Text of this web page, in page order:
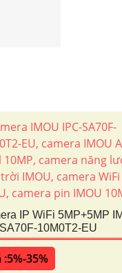
IP WiFi 5MP+5MP
SA70F-10M0T2-EU
:5%-35%